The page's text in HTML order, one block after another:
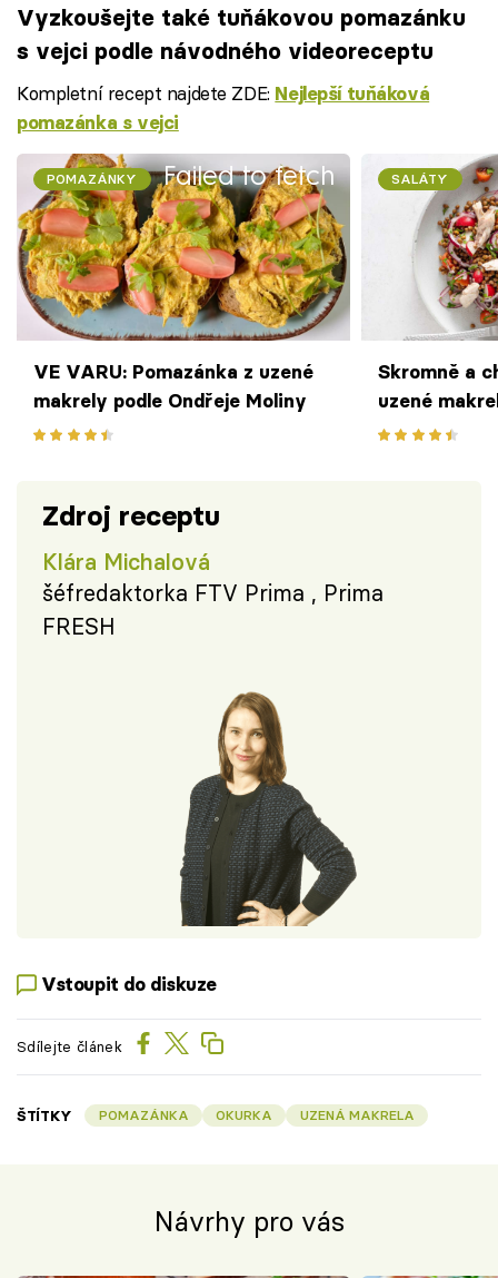
Vyzkoušejte také tuňákovou pomazánku
s vejci podle návodného videoreceptu
Kompletní recept najdete ZDE: Nejlepší tuňáková
pomazánka s vejci
Failed to fetch
POMAZÁNKY
VE VARU: Pomazánka z uzené
makrely podle Ondřeje Moliny
SALÁTY
Skromně a
uzené
Zdroj receptu
Klára Michalová
šéfredaktorka FTV Prima , Prima
FRESH
Vstoupit do diskuze
Sdílejte článek
ŠTÍTKY POMAZÁNKA OKURKA UZENÁ MAKRELA
Návrhy pro vás